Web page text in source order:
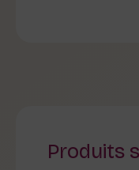
Produits